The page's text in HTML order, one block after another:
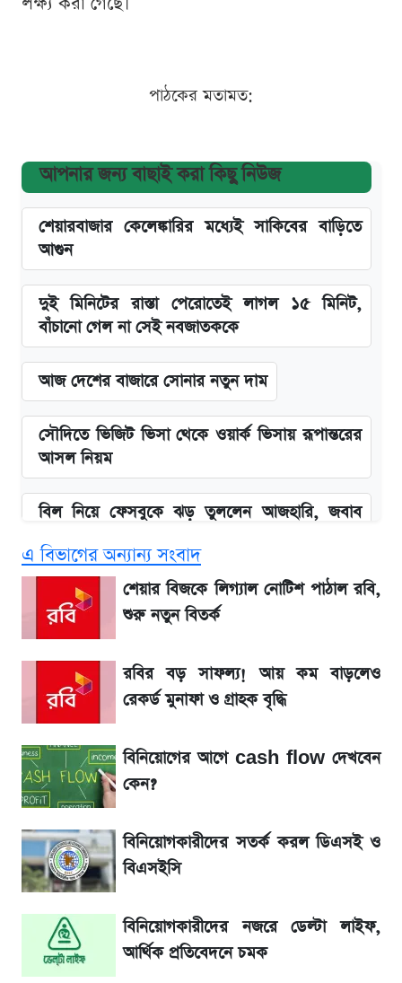
পাঠকের মতামত:
আপনার জন্য বাছাই করা কিছু নিউজ
শেয়ারবাজার কেলেঙ্কারির মধ্যেই সাকিবের বাড়িতে
আগুন
দুই মিনিটের রাস্তা পেরোতেই লাগল ১৫ মিনিট,
বাঁচানো গেল না সেই নবজাতককে
আজ দেশের বাজারে সোনার নতুন দাম
সৌদিতে ভিজিট ভিসা থেকে ওয়ার্ক ভিসায় রূপান্তরের
আসল নিয়ম
বিল নিয়ে ফেসবুকে ঝড় তুললেন আজহারি, জবাব
বাংলাদেশ নিয়ে যা বললেন সজীব ওয়াজেদ জয়
২ লাখ মানুষ অপেক্ষায়, কিন্তু দেখা গেল না শেখ
হাসিনাকে! এরপর যা ঘটল...
আগামী ৪ দিনের আবহাওয়া নিয়ে বড় সতর্কবার্তা
লিটনকে নিয়ে টিম ম্যানেজমেন্টের নতুন পরিকল্পনা
আগামীকালই স্পষ্ট হবে এসএসসি ফল প্রকাশের
তারিখ
ঘোষ
এ বিভাগের অন্যান্য সংবাদ
শেয়ার বিজকে লিগ্যাল নোটিশ পাঠাল রবি,
শুরু নতুন বিতর্ক
রবির বড় সাফল্য! আয় কম বাড়লেও
রেকর্ড মুনাফা ও গ্রাহক বৃদ্ধি
বিনিয়োগের আগে cash flow দেখবেন
কেন?
বিনিয়োগকারীদের সতর্ক করল ডিএসই ও
বিএসইসি
বিনিয়োগকারীদের নজরে ডেল্টা লাইফ,
আর্থিক প্রতিবেদনে চমক